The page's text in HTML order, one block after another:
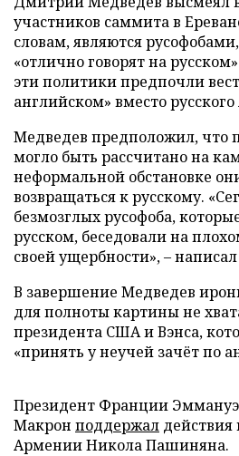
участников саммита в
словам, являются
«отлично говорят на
эти политики предпочли
английском» вместо русского
Медведев предположил, что
могло быть рассчитано на
неформальной обстановке
возвращаться к русскому.
безмозглых русофоба,
русском, беседовали на
своей ущербности», –
В завершение Медведев
для полноты картины не
президента США и Вэнса,
«принять у неучей зачёт по
Президент Франции
Макрон поддержал
Армении Никола Пашиняна.